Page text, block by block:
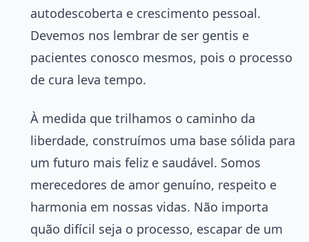
autodescoberta e crescimento pessoal.
Devemos nos lembrar de ser gentis e
pacientes conosco mesmos, pois o processo
de cura leva tempo.
À medida que trilhamos o caminho da
liberdade, construímos uma base sólida para
um futuro mais feliz e saudável. Somos
merecedores de amor genuíno, respeito e
harmonia em nossas vidas. Não importa
quão difícil seja o processo, escapar de um